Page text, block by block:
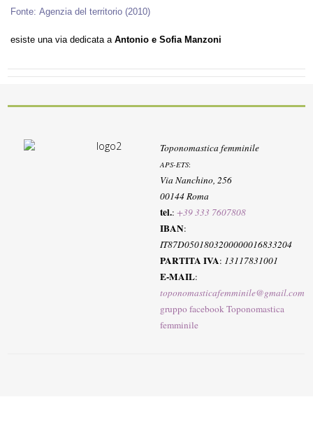
Fonte: Agenzia del territorio (2010)
esiste una via dedicata aAntonio e Sofia Manzoni
Toponomastica femminile
APS-ETS:
Via Nanchino, 256
00144 Roma
tel.:+39 333 7607808
IBAN:
IT87D0501803200000016833204
PARTITA IVA: 13117831001
E-MAIL:
toponomasticafemminile@gmail.com
gruppo facebook Toponomastica
femminile